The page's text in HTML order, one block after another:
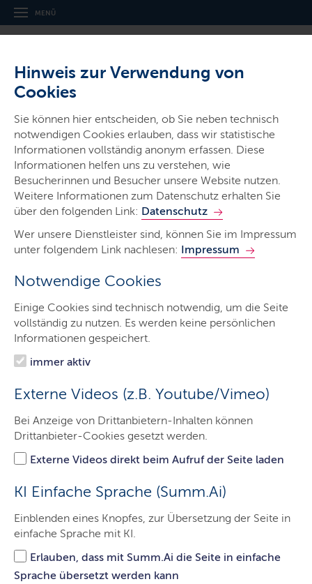
Hinweis zur Verwendung von
Cookies
Sie können hier entscheiden, ob Sie neben technisch
notwendigen Cookies erlauben, dass wir statistische
Informationen vollständig anonym erfassen. Diese
Informationen helfen uns zu verstehen, wie
Besucherinnen und Besucher unsere Website nutzen.
Weitere Informationen zum Datenschutz erhalten Sie
über den folgenden Link: Datenschutz
Wer unsere Dienstleister sind, können Sie im Impressum
unter folgendem Link nachlesen: Impressum
Notwendige Cookies
Einige Cookies sind technisch notwendig, um die Seite
vollständig zu nutzen. Es werden keine persönlichen
Informationen gespeichert.
immer aktiv
Externe Videos (z.B. Youtube/Vimeo)
Bei Anzeige von Drittanbietern-Inhalten können
Drittanbieter-Cookies gesetzt werden.
Externe Videos direkt beim Aufruf der Seite laden
KI Einfache Sprache (Summ.Ai)
Einblenden eines Knopfes, zur Übersetzung der Seite in
einfache Sprache mit KI.
Erlauben, dass mit Summ.Ai die Seite in einfache
Sprache übersetzt werden kann
MENÜ
Start
Dein Weg in die Kita
Stellenbörse
Infos für Leitungen
Dein Weg. Dein Ziel:
Dein Weg in dieKita kann vielfältig sein – ob über den
Quereinstieg, mit einem ausländischen Berufsabschluss
Weg in dieKita!